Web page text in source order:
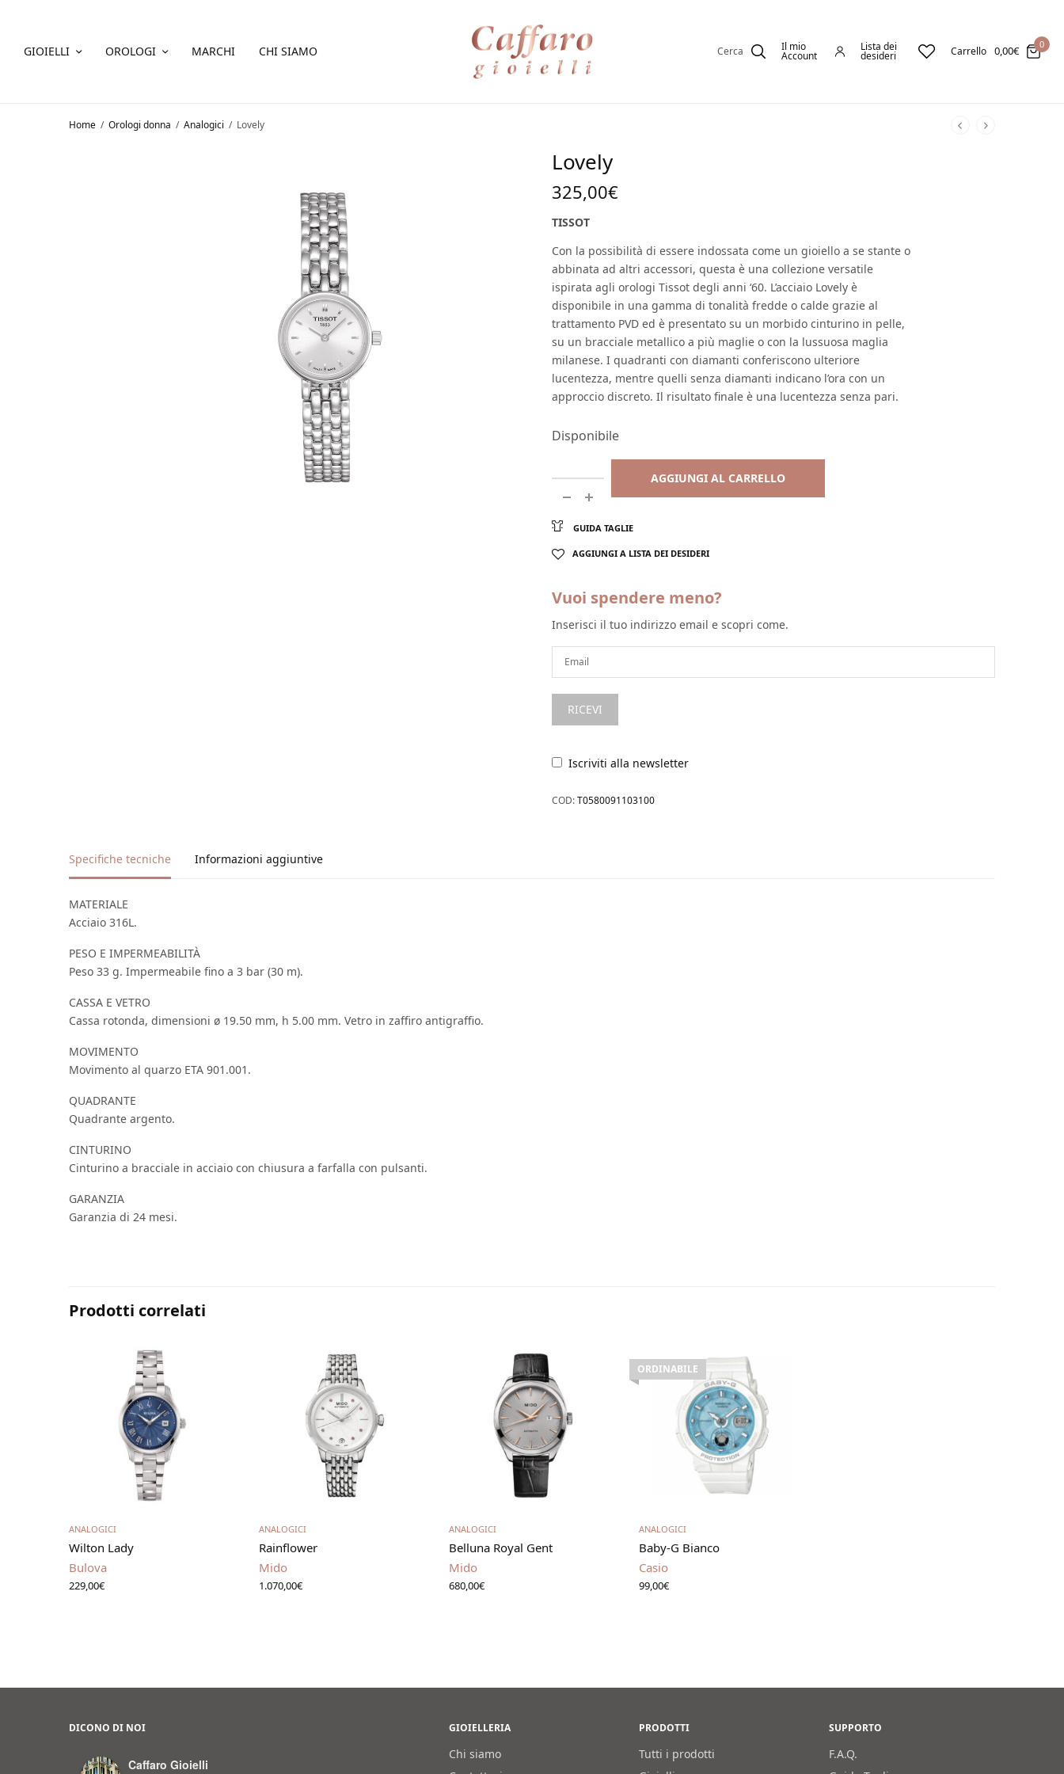
GIOIELLI OROLOGI MARCHI CHI SIAMO Cerca Il mio
Account
Lista dei
desideri Carrello 0,00€ 0
Home / Orologi donna / Analogici / Lovely
Lovely
325,00€
TISSOT
Con la possibilità di essere indossata come un gioiello a se stante o
abbinata ad altri accessori, questa è una collezione versatile
ispirata agli orologi Tissot degli anni ‘60. L’acciaio Lovely è
disponibile in una gamma di tonalità fredde o calde grazie al
trattamento PVD ed è presentato su un morbido cinturino in pelle,
su un bracciale metallico a più maglie o con la lussuosa maglia
milanese. I quadranti con diamanti conferiscono ulteriore
lucentezza, mentre quelli senza diamanti indicano l’ora con un
approccio discreto. Il risultato finale è una lucentezza senza pari.
Disponibile
AGGIUNGI AL CARRELLO
GUIDA TAGLIE
AGGIUNGI A LISTA DEI DESIDERI
Vuoi spendere meno?
Inserisci il tuo indirizzo email e scopri come.
Iscriviti alla newsletter
COD:T0580091103100
Specifiche tecniche Informazioni aggiuntive
MATERIALE
Acciaio 316L.
PESO E IMPERMEABILITÀ
Peso 33 g. Impermeabile fino a 3 bar (30 m).
CASSA E VETRO
Cassa rotonda, dimensioni ø 19.50 mm, h 5.00 mm. Vetro in zaffiro antigraffio.
MOVIMENTO
Movimento al quarzo ETA 901.001.
QUADRANTE
Quadrante argento.
CINTURINO
Cinturino a bracciale in acciaio con chiusura a farfalla con pulsanti.
GARANZIA
Garanzia di 24 mesi.
Prodotti correlati
Aggiungi al carrello
ANALOGICI
Wilton Lady
Bulova
229,00€
Aggiungi al carrello
ANALOGICI
Rainflower
Mido
1.070,00€
Aggiungi al carrello
ANALOGICI
Belluna Royal Gent
Mido
680,00€
ORDINABILE
ANALOGICI
Baby-G Bianco
Casio
99,00€
DICONO DI NOI
Caffaro Gioielli
GIOIELLERIA
Chi siamo
PRODOTTI
Tutti i prodotti
SUPPORTO
F.A.Q.